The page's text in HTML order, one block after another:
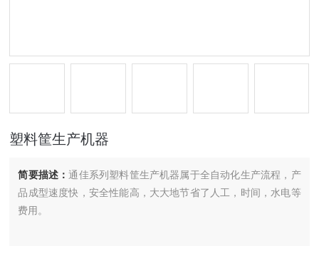
塑料筐生产机器
简要描述：通佳系列塑料筐生产机器属于全自动化生产流程，产
品成型速度快，安全性能高，大大地节省了人工，时间，水电等
费用。